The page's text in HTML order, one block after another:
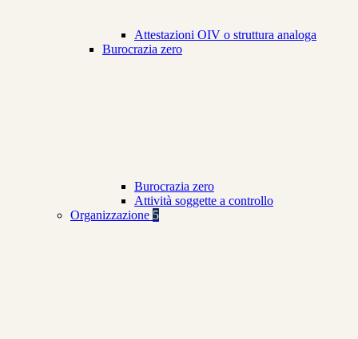
Attestazioni OIV o struttura analoga
Burocrazia zero
Burocrazia zero
Attività soggette a controllo
Organizzazione 5